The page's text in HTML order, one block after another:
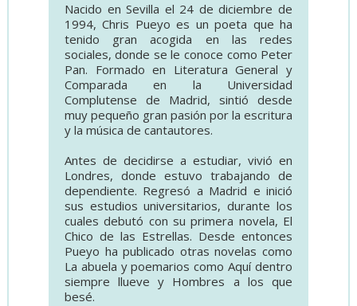
Nacido en Sevilla el 24 de diciembre de
1994, Chris Pueyo es un poeta que ha
tenido gran acogida en las redes
sociales, donde se le conoce como Peter
Pan. Formado en Literatura General y
Comparada en la Universidad
Complutense de Madrid, sintió desde
muy pequeño gran pasión por la escritura
y la música de cantautores.
Antes de decidirse a estudiar, vivió en
Londres, donde estuvo trabajando de
dependiente. Regresó a Madrid e inició
sus estudios universitarios, durante los
cuales debutó con su primera novela, El
Chico de las Estrellas. Desde entonces
Pueyo ha publicado otras novelas como
La abuela y poemarios como Aquí dentro
siempre llueve y Hombres a los que
besé.